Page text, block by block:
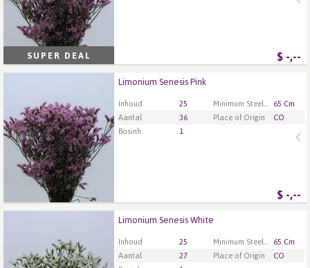
SUPER DEAL $ -,--
Limonium Senesis Pink
Inhoud 25
65 Cm
Aantal
36 Place of Origin
CO
Bosinh.
1
$ -,--
Limonium Senesis Pink
U moet ingelogd zijn om te kunnen kopen.Klik hier
om in te loggen.
Limonium Senesis White
Inhoud 25
65 Cm
Aantal
27 Place of Origin
CO
Limonium Senesis White
U moet ingelogd zijn om te kunnen kopen.Klik hier
om in te loggen.